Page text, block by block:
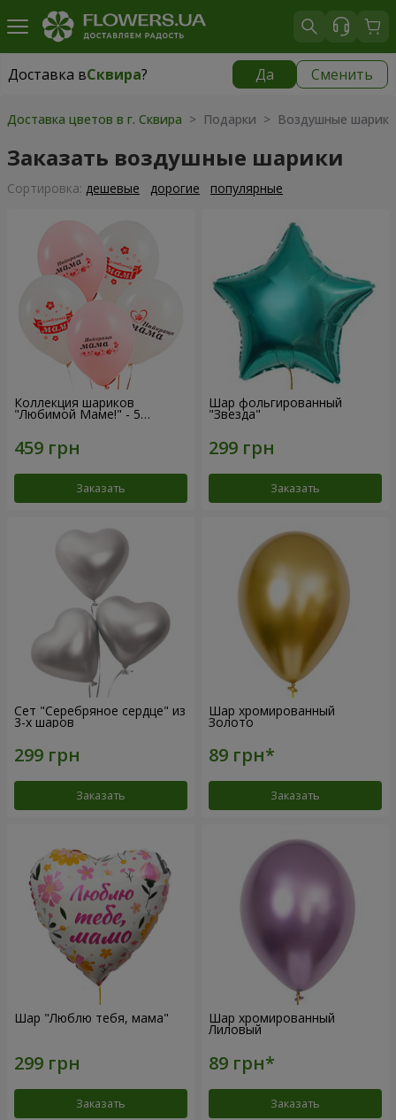
Доставка вСквира? Да Сменить
Доставка вСквира|
Доставка цветов в г. Сквира > Подарки > Воздушные шарики
Заказать воздушные шарики
Cортировка: дешевые дорогие популярные
Коллекция шариков
"Любимой Маме!" - 5
Заказать
Шар фольгированный
"Звезда"
Заказать
Сет "Серебряное сердце" из
3-х шаров
Заказать
Шар хромированный
Золото
Заказать
Шар "Люблю тебя, мама"
Заказать
Шар хромированный
Лиловый
Заказать